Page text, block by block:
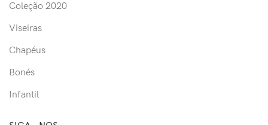
Coleção 2020
Viseiras
Chapéus
Bonés
Infantil